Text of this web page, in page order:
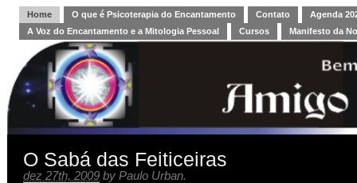
Home O que é Psicoterapia do Encantamento Contato
Agenda
A Voz do Encantamento e a Mitologia Pessoal
Cursos Manifesto da
O Sabá das Feiticeiras
dez 27th, 2009 by Paulo Urban.